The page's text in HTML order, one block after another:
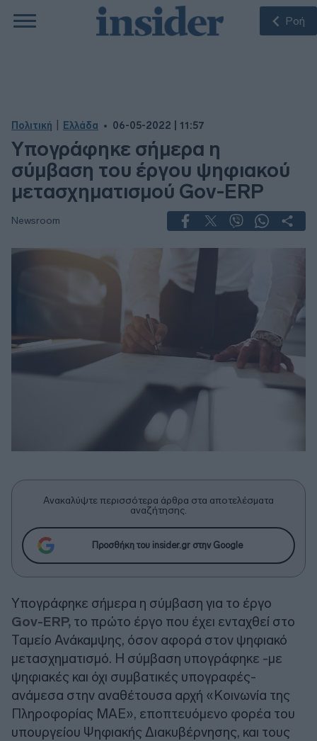
Ροή
Πολιτική Ελλάδα 06-05-2022 | 11:57
Υπογράφηκε σήμερα η
σύμβαση του έργου ψηφιακού
μετασχηματισμού Gov-ERP
Newsroom
Ανακαλύψτε περισσότερα άρθρα στα αποτελέσματα
αναζήτησης.
Προσθήκη του insider.gr στην Google
Υπογράφηκε σήμερα η σύμβαση για το έργο
Gov-ERP, το πρώτο έργο που έχει ενταχθεί στο
Ταμείο Ανάκαμψης, όσον αφορά στον ψηφιακό
μετασχηματισμό. Η σύμβαση υπογράφηκε -με
ψηφιακές και όχι συμβατικές υπογραφές-
ανάμεσα στην αναθέτουσα αρχή «Κοινωνία της
Πληροφορίας ΜΑΕ», εποπτευόμενο φορέα του
υπουργείου Ψηφιακής Διακυβέρνησης, και τους